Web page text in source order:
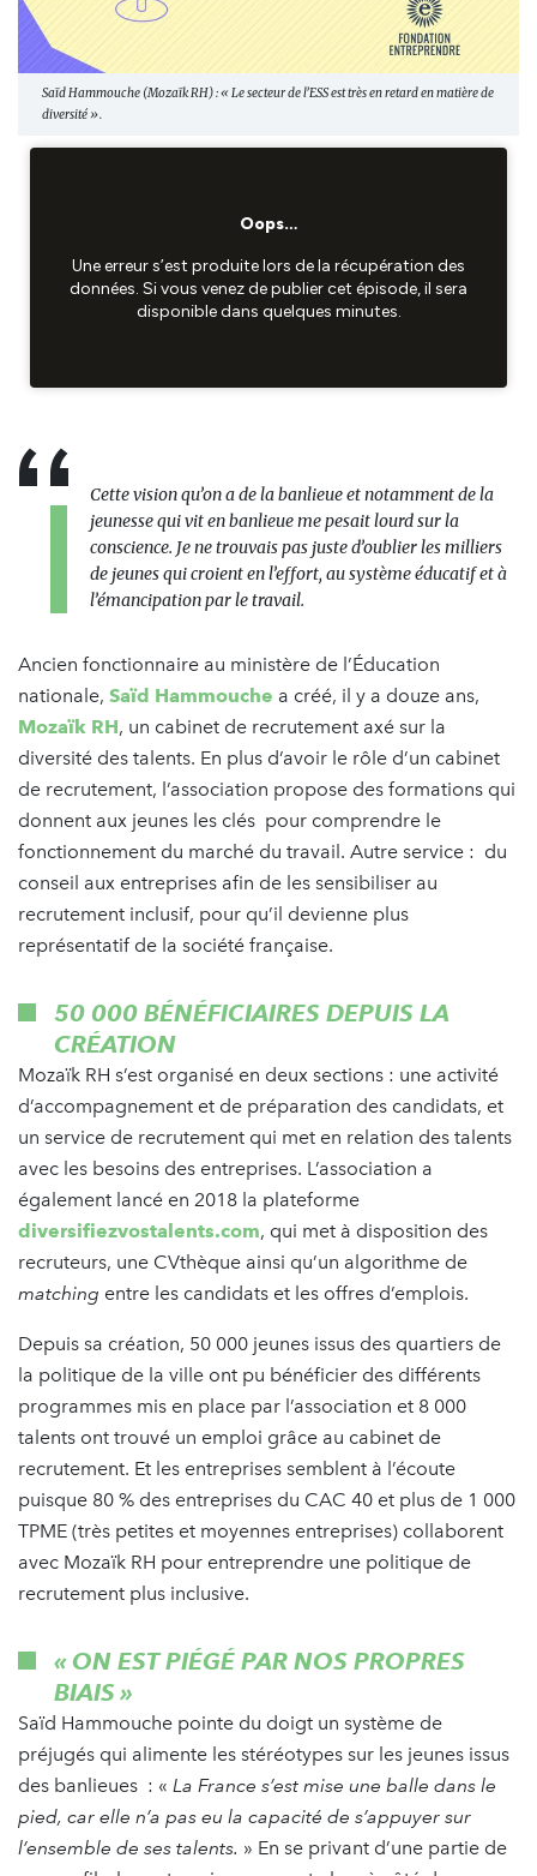
Saïd Hammouche (Mozaïk RH) : « Le secteur de l’ESS est très en retard en matière de
diversité ».
Cette vision qu’on a de la banlieue et notamment de la
jeunesse qui vit en banlieue me pesait lourd sur la
conscience. Je ne trouvais pas juste d’oublier les milliers
de jeunes qui croient en l’effort, au système éducatif et à
l’émancipation par le travail.
Ancien fonctionnaire au ministère de l’Éducation
nationale, Saïd Hammouche a créé, il y a douze ans,
Mozaïk RH, un cabinet de recrutement axé sur la
diversité des talents. En plus d’avoir le rôle d’un cabinet
de recrutement, l’association propose des formations qui
donnent aux jeunes les clés pour comprendre le
fonctionnement du marché du travail. Autre service : du
conseil aux entreprises afin de les sensibiliser au
recrutement inclusif, pour qu’il devienne plus
représentatif de la société française.
50 000 BÉNÉFICIAIRES DEPUIS LA
CRÉATION
Mozaïk RH s’est organisé en deux sections : une activité
d’accompagnement et de préparation des candidats, et
un service de recrutement qui met en relation des talents
avec les besoins des entreprises. L’association a
également lancé en 2018 la plateforme
diversifiezvostalents.com, qui met à disposition des
recruteurs, une CVthèque ainsi qu’un algorithme de
matching entre les candidats et les offres d’emplois.
Depuis sa création, 50 000 jeunes issus des quartiers de
la politique de la ville ont pu bénéficier des différents
programmes mis en place par l’association et 8 000
talents ont trouvé un emploi grâce au cabinet de
recrutement. Et les entreprises semblent à l’écoute
puisque 80 % des entreprises du CAC 40 et plus de 1 000
TPME (très petites et moyennes entreprises) collaborent
avec Mozaïk RH pour entreprendre une politique de
recrutement plus inclusive.
« ON EST PIÉGÉ PAR NOS PROPRES
BIAIS »
Saïd Hammouche pointe du doigt un système de
préjugés qui alimente les stéréotypes sur les jeunes issus
des banlieues : « La France s’est mise une balle dans le
pied, car elle n’a pas eu la capacité de s’appuyer sur
l’ensemble de ses talents. » En se privant d’une partie de